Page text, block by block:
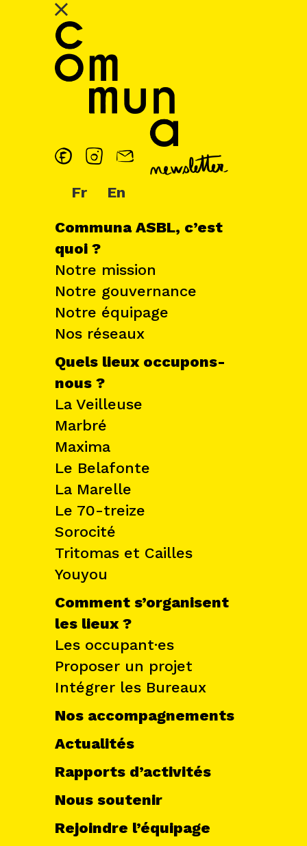
Fr En
Communa ASBL, c’est
quoi ?
Notre mission
Notre gouvernance
Notre équipage
Nos réseaux
Quels lieux occupons-
nous ?
La Veilleuse
Marbré
Maxima
Le Belafonte
La Marelle
Le 70-treize
Sorocité
Tritomas et Cailles
Youyou
Comment s’organisent
les lieux ?
Les occupant·es
Proposer un projet
Intégrer les Bureaux
Nos accompagnements
Actualités
Rapports d’activités
Nous soutenir
Rejoindre l’équipage